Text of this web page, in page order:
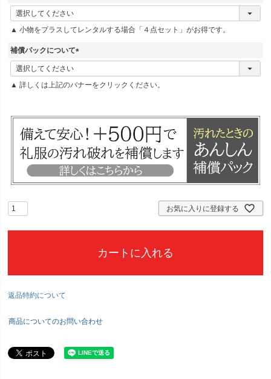
(
必
須
▲ 小物をプラスしてレンタルする場合「４点セット」がお得です。
補償パックについて
(
必
須
▲ 詳しくは上記のバナーをクリックください。
お気に入りに登録する
カートに入れる
返品特約について
商品についてのお問い合わせ